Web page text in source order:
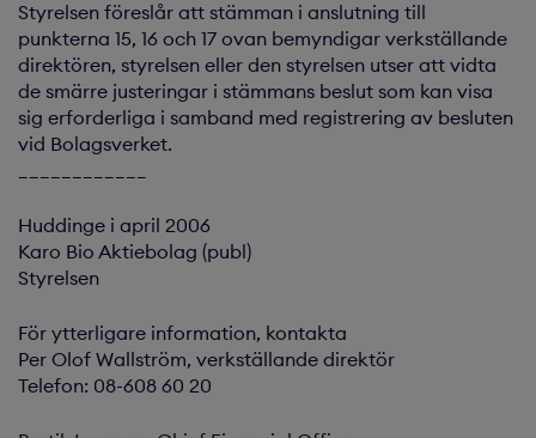
Styrelsen föreslår att stämman i anslutning till
punkterna 15, 16 och 17 ovan bemyndigar verkställande
direktören, styrelsen eller den styrelsen utser att vidta
de smärre justeringar i stämmans beslut som kan visa
sig erforderliga i samband med registrering av besluten
vid Bolagsverket.
Huddinge i april 2006
Karo Bio Aktiebolag (publ)
Styrelsen
För ytterligare information, kontakta
Per Olof Wallström, verkställande direktör
Telefon: 08-608 60 20